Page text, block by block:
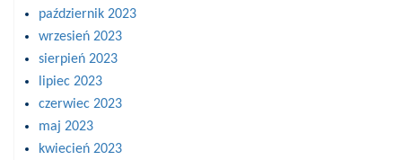
październik 2023
wrzesień 2023
sierpień 2023
lipiec 2023
czerwiec 2023
maj 2023
kwiecień 2023